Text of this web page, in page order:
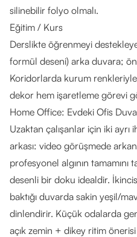
silinebilir folyo olmalı.
Eğitim / Kurs
Derslikte öğrenmeyi
formül deseni) arka duvara;
Koridorlarda kurum
dekor hem işaretleme görevi
Home Office: Evdeki Ofis
Uzaktan çalışanlar için iki
arkası: video görüşmede
profesyonel algının
desenli bir doku idealdir.
baktığı duvarda sakin yeşil/
dinlendirir. Küçük odalarda
açık zemin + dikey ritim